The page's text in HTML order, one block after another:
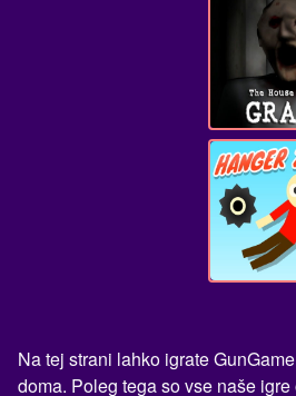
Na tej strani lahko igrate
doma. Poleg tega so vse naše